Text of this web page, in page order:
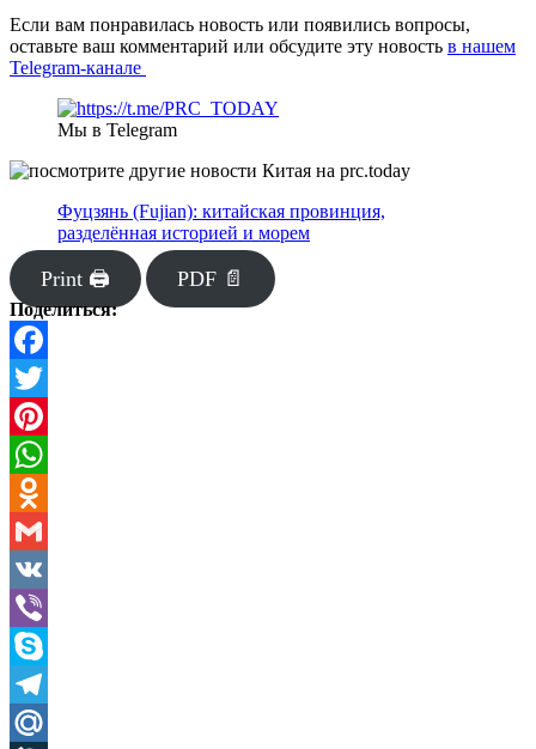
Если вам понравилась новость или появились вопросы,
оставьте ваш комментарий или обсудите эту новость в нашем
Telegram-канале
Мы в Telegram
Фуцзянь (Fujian): китайская провинция,
разделённая историей и морем
Print 🖨 PDF 📄
Поделиться:
Facebook
Twitter
Pinterest
WhatsApp
Odnoklassniki
Gmail
VK
Viber
Skype
Telegram